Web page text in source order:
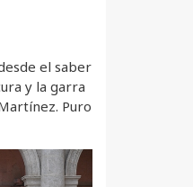
el saber
y la garra
Puro